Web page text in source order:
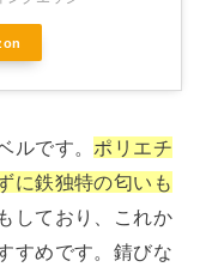
ルです。 ポリエチ
に鉄独特の匂いも
しており、これか
すめです。錆びな